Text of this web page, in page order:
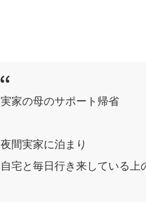
実家の母のサポート帰省
夜間実家に泊まり
自宅と毎日行き来している